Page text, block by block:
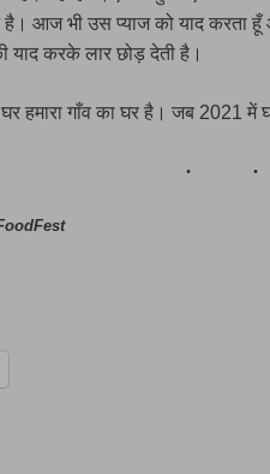
है। आज भी उस प्याज को याद करता
याद करके लार छोड़ देती है।
हमारा गाँव का घर है। जब 2021 में